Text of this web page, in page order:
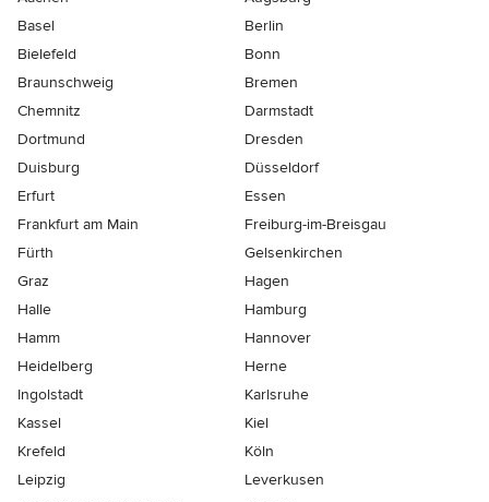
Basel
Berlin
Bielefeld
Bonn
Braunschweig
Bremen
Chemnitz
Darmstadt
Dortmund
Dresden
Duisburg
Düsseldorf
Erfurt
Essen
Frankfurt am Main
Freiburg-im-Breisgau
Fürth
Gelsenkirchen
Graz
Hagen
Halle
Hamburg
Hamm
Hannover
Heidelberg
Herne
Ingolstadt
Karlsruhe
Kassel
Kiel
Krefeld
Köln
Leipzig
Leverkusen